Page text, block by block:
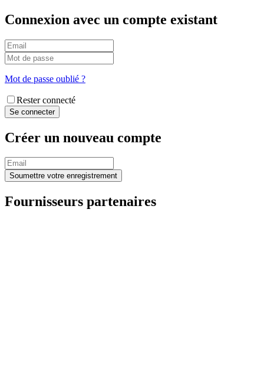
Connexion avec un compte existant
Mot de passe oublié ?
Rester connecté
Créer un nouveau compte
Fournisseurs partenaires